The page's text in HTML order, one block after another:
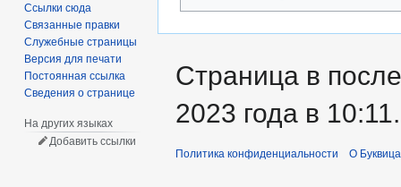
Ссылки сюда
Связанные правки
Служебные страницы
Версия для печати
Постоянная ссылка
Сведения о странице
На других языках
Добавить ссылки
Страница в
2023 года в 10:11.
Политика конфиденциальности О Буквица